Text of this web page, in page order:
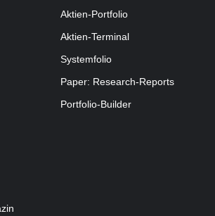
Aktien-Portfolio
Aktien-Terminal
Systemfolio
Paper: Research-Reports
Portfolio-Builder